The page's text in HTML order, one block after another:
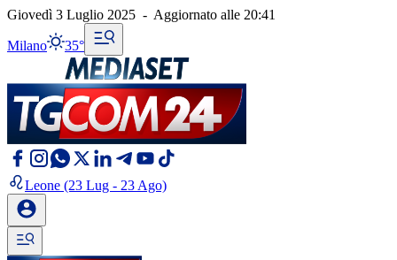
Giovedì 3 Luglio 2025 - Aggiornato alle 20:41
Milano 35°
Leone (23 Lug - 23 Ago)